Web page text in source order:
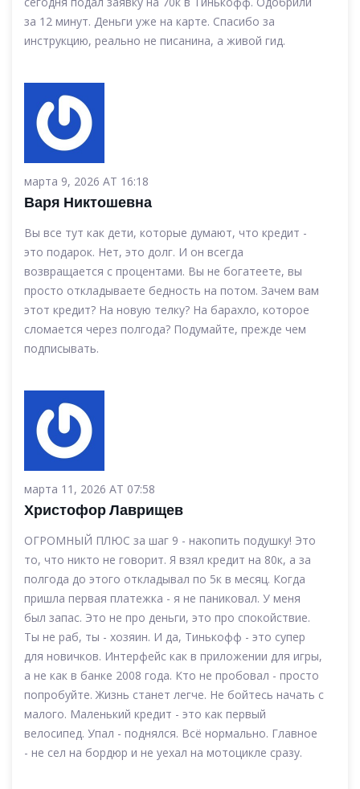
за 12 минут. Деньги уже на карте. Спасибо за
инструкцию, реально не писанина, а живой гид.
марта 9, 2026 AT 16:18
Варя Никтошевна
Вы все тут как дети, которые думают, что кредит -
это подарок. Нет, это долг. И он всегда
возвращается с процентами. Вы не богатеете, вы
просто откладываете бедность на потом. Зачем вам
этот кредит? На новую телку? На барахло, которое
сломается через полгода? Подумайте, прежде чем
подписывать.
марта 11, 2026 AT 07:58
Христофор Лаврищев
ОГРОМНЫЙ ПЛЮС за шаг 9 - накопить подушку! Это
то, что никто не говорит. Я взял кредит на 80к, а за
полгода до этого откладывал по 5к в месяц. Когда
пришла первая платежка - я не паниковал. У меня
был запас. Это не про деньги, это про спокойствие.
Ты не раб, ты - хозяин. И да, Тинькофф - это супер
для новичков. Интерфейс как в приложении для игры,
а не как в банке 2008 года. Кто не пробовал - просто
попробуйте. Жизнь станет легче. Не бойтесь начать с
малого. Маленький кредит - это как первый
велосипед. Упал - поднялся. Всё нормально. Главное
- не сел на бордюр и не уехал на мотоцикле сразу.